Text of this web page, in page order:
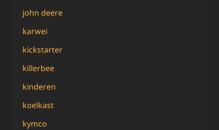
john deere
karwei
kickstarter
killerbee
kinderen
koelkast
kymco